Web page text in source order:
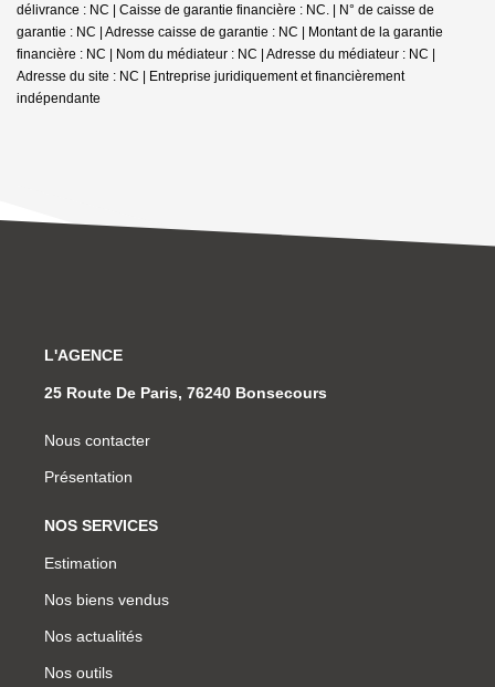
délivrance : NC | Caisse de garantie financière : NC. | N° de caisse de
garantie : NC | Adresse caisse de garantie : NC | Montant de la garantie
financière : NC | Nom du médiateur : NC | Adresse du médiateur : NC |
Adresse du site : NC | Entreprise juridiquement et financièrement
indépendante
L'AGENCE
25 Route De Paris, 76240 Bonsecours
Nous contacter
Présentation
NOS SERVICES
Estimation
Nos biens vendus
Nos actualités
Nos outils